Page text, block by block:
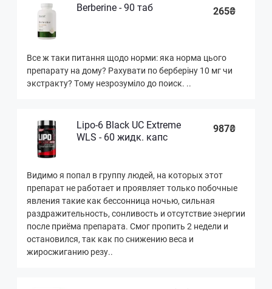
Berberine - 90 таб 265₴
Все ж таки питання щодо норми: яка норма цього
препарату на дому? Рахувати по берберiну 10 мг чи
экстракту? Тому незрозумiло до поиск. ..
Lipo-6 Black UC Extreme
WLS - 60 жидк. капс
987₴
Видимо я попал в группу людей, на которых этот
препарат не работает и проявляет только побочные
явления такие как бессонница ночью, сильная
раздражительность, сонливость и отсутствие энергии
после приёма препарата. Смог пропить 2 недели и
остановился, так как по снижению веса и
жиросжиганию резу..